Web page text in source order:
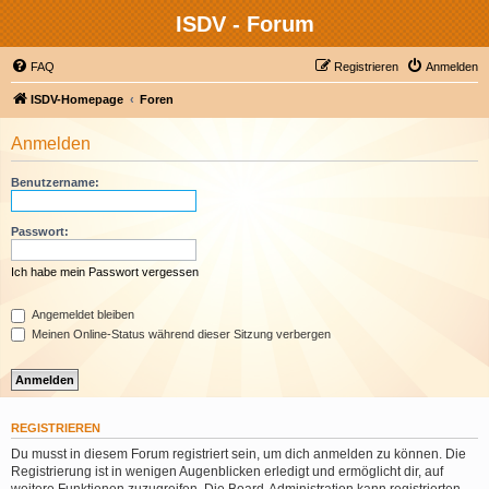
ISDV - Forum
FAQ Anmelden
Registrieren
ISDV-Homepage Foren
Anmelden
Benutzername:
Passwort:
Ich habe mein Passwort vergessen
Angemeldet bleiben
Meinen Online-Status während dieser Sitzung verbergen
REGISTRIEREN
Du musst in diesem Forum registriert sein, um dich anmelden zu können. Die
Registrierung ist in wenigen Augenblicken erledigt und ermöglicht dir, auf